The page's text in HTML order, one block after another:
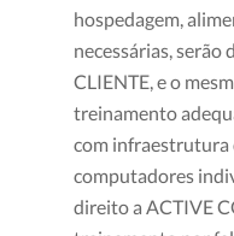
hospedagem,
necessárias, serão
CLIENTE, e o
treinamento
com infraestrutura
computadores
direito a ACTIVE